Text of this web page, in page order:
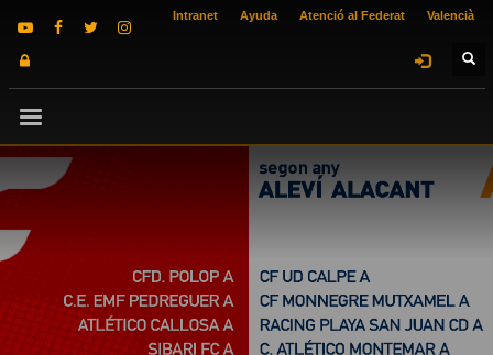
Intranet Ayuda Atenció al Federat Valencià